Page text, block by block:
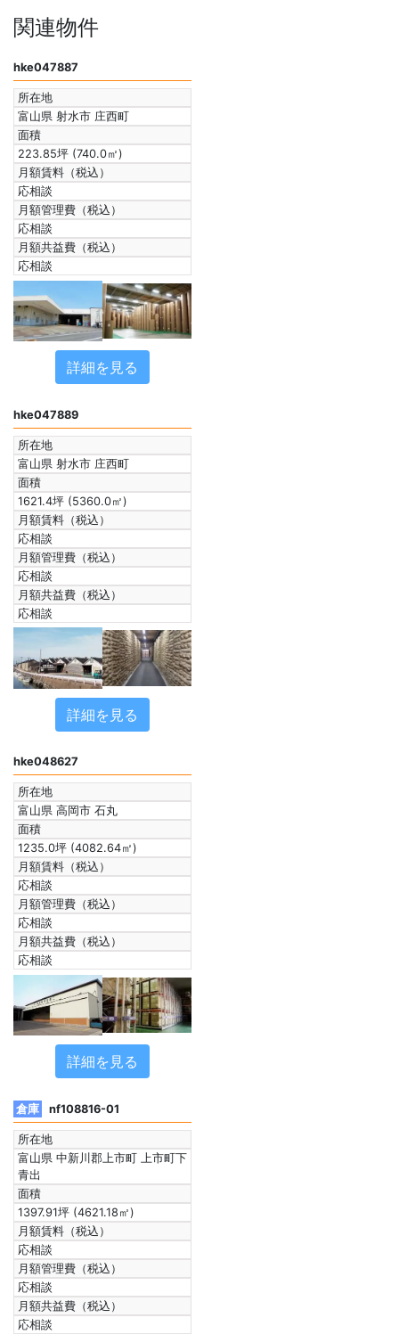
関連物件
hke047887
所在地
富山県 射水市 庄西町
面積
223.85坪 (740.0㎡)
月額賃料（税込）
応相談
月額管理費（税込）
応相談
月額共益費（税込）
応相談
詳細を見る
hke047889
所在地
富山県 射水市 庄西町
面積
1621.4坪 (5360.0㎡)
月額賃料（税込）
応相談
月額管理費（税込）
応相談
月額共益費（税込）
応相談
詳細を見る
hke048627
所在地
富山県 高岡市 石丸
面積
1235.0坪 (4082.64㎡)
月額賃料（税込）
応相談
月額管理費（税込）
応相談
月額共益費（税込）
応相談
詳細を見る
倉庫 nf108816-01
所在地
富山県 中新川郡上市町 上市町下
青出
面積
1397.91坪 (4621.18㎡)
月額賃料（税込）
応相談
月額管理費（税込）
応相談
月額共益費（税込）
応相談